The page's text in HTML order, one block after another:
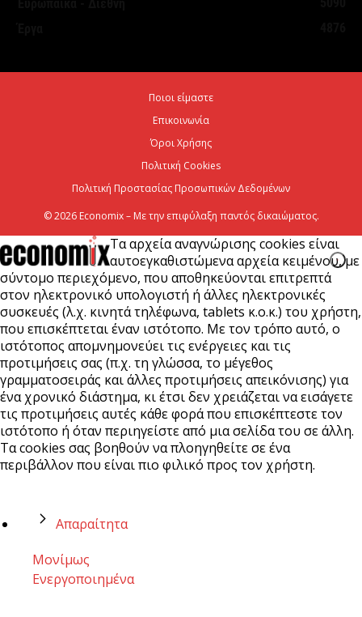
Ποιοι είμαστε
Επικοινωνία
Όροι Χρήσης
Πολιτική Cookies
Πολιτική Προστασίας Προσωπικών Δεδομένων
© 2026 Economix – Με την επιφύλαξη παντός δικαιώματος.
Τα αρχεία αναγνώρισης cookies είναι
αυτοεγκαθιστώμενα αρχεία κειμένου, με
σύντομο περιεχόμενο, που αποθηκεύονται επιτρεπτά
στον ηλεκτρονικό υπολογιστή ή άλλες ηλεκτρονικές
συσκευές (λ.χ. κινητά τηλέφωνα, tablets κ.ο.κ.) του χρήστη,
που επισκέπτεται έναν ιστότοπο. Με τον τρόπο αυτό, ο
ιστότοπος απομνημονεύει τις ενέργειες και τις
προτιμήσεις σας (π.χ. τη γλώσσα, το μέγεθος
γραμματοσειράς και άλλες προτιμήσεις απεικόνισης) για
ένα χρονικό διάστημα, κι έτσι δεν χρειάζεται να εισάγετε
τις προτιμήσεις αυτές κάθε φορά που επισκέπτεστε τον
ιστότοπο ή όταν περιηγείστε από μια σελίδα του σε άλλη.
Τα cookies σας βοηθούν να πλοηγηθείτε σε ένα
περιβάλλον που είναι πιο φιλικό προς τον χρήστη.
Απαραίτητα
Μονίμως
Ενεργοποιημένα